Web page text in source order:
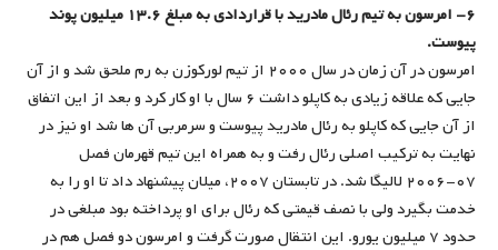
۶- امرسون به تیم رئال مادرید با قراردادی به مبلغ ۱۳.۶ میلیون پوند
پیوست.
امرسون در آن زمان در سال ۲۰۰۰ از تیم لورکوزن به رم ملحق شد و از آن
جایی که علاقه زیادی به کاپلو داشت ۶ سال با او کار کرد و بعد از این اتفاق
از آن جایی که کاپلو به رئال مادرید پیوست و سرمربی آن ها شد او نیز در
نهایت به ترکیب اصلی رئال رفت و به همراه این تیم قهرمان فصل
۰۷-۲۰۰۶ لالیگا شد. در تابستان ۲۰۰۷، میلان پیشنهاد داد تا او را به
خدمت بگیرد ولی با نصف قیمتی که رئال برای او پرداخته بود مبلغی در
حدود ۷ میلیون یورو. این انتقال صورت گرفت و امرسون دو فصل هم در